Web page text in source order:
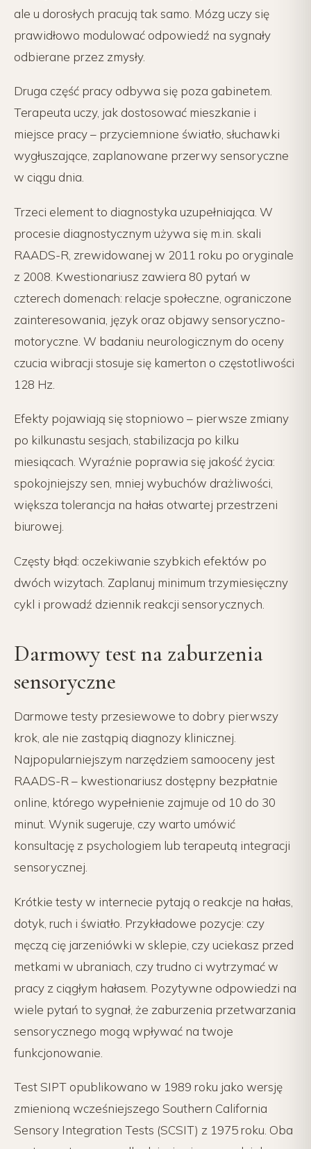
ale u dorosłych pracują tak samo. Mózg uczy się
prawidłowo modulować odpowiedź na sygnały
odbierane przez zmysły.
Druga część pracy odbywa się poza gabinetem.
Terapeuta uczy, jak dostosować mieszkanie i
miejsce pracy – przyciemnione światło, słuchawki
wygłuszające, zaplanowane przerwy sensoryczne
w ciągu dnia.
Trzeci element to diagnostyka uzupełniająca. W
procesie diagnostycznym używa się m.in. skali
RAADS-R, zrewidowanej w 2011 roku po oryginale
z 2008. Kwestionariusz zawiera 80 pytań w
czterech domenach: relacje społeczne, ograniczone
zainteresowania, język oraz objawy sensoryczno-
motoryczne. W badaniu neurologicznym do oceny
czucia wibracji stosuje się kamerton o częstotliwości
128 Hz.
Efekty pojawiają się stopniowo – pierwsze zmiany
po kilkunastu sesjach, stabilizacja po kilku
miesiącach. Wyraźnie poprawia się jakość życia:
spokojniejszy sen, mniej wybuchów drażliwości,
większa tolerancja na hałas otwartej przestrzeni
biurowej.
Częsty błąd: oczekiwanie szybkich efektów po
dwóch wizytach. Zaplanuj minimum trzymiesięczny
cykl i prowadź dziennik reakcji sensorycznych.
Darmowy test na zaburzenia
sensoryczne
Darmowe testy przesiewowe to dobry pierwszy
krok, ale nie zastąpią diagnozy klinicznej.
Najpopularniejszym narzędziem samooceny jest
RAADS-R – kwestionariusz dostępny bezpłatnie
online, którego wypełnienie zajmuje od 10 do 30
minut. Wynik sugeruje, czy warto umówić
konsultację z psychologiem lub terapeutą integracji
sensorycznej.
Krótkie testy w internecie pytają o reakcje na hałas,
dotyk, ruch i światło. Przykładowe pozycje: czy
męczą cię jarzeniówki w sklepie, czy uciekasz przed
metkami w ubraniach, czy trudno ci wytrzymać w
pracy z ciągłym hałasem. Pozytywne odpowiedzi na
wiele pytań to sygnał, że zaburzenia przetwarzania
sensorycznego mogą wpływać na twoje
funkcjonowanie.
Test SIPT opublikowano w 1989 roku jako wersję
zmienioną wcześniejszego Southern California
Sensory Integration Tests (SCSIT) z 1975 roku. Oba